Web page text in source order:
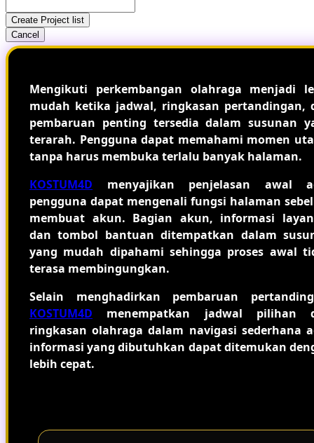
Create Project list
Cancel
Mengikuti perkembangan olahraga menjadi
mudah ketika jadwal, ringkasan pertandingan,
pembaruan penting tersedia dalam susunan
terarah. Pengguna dapat memahami momen
tanpa harus membuka terlalu banyak halaman.
KOSTUM4D menyajikan penjelasan awal
pengguna dapat mengenali fungsi halaman
membuat akun. Bagian akun, informasi
dan tombol bantuan ditempatkan dalam
yang mudah dipahami sehingga proses awal
terasa membingungkan.
Selain menghadirkan pembaruan
KOSTUM4D menempatkan jadwal pilihan
ringkasan olahraga dalam navigasi sederhana
informasi yang dibutuhkan dapat ditemukan
lebih cepat.